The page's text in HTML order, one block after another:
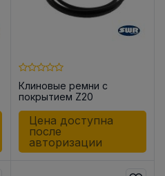
Клиновые ремни с
покрытием Z20
Цена доступна
после
авторизации